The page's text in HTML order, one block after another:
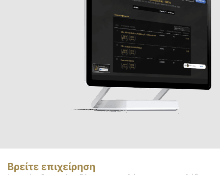
Βρείτε επιχείρηση